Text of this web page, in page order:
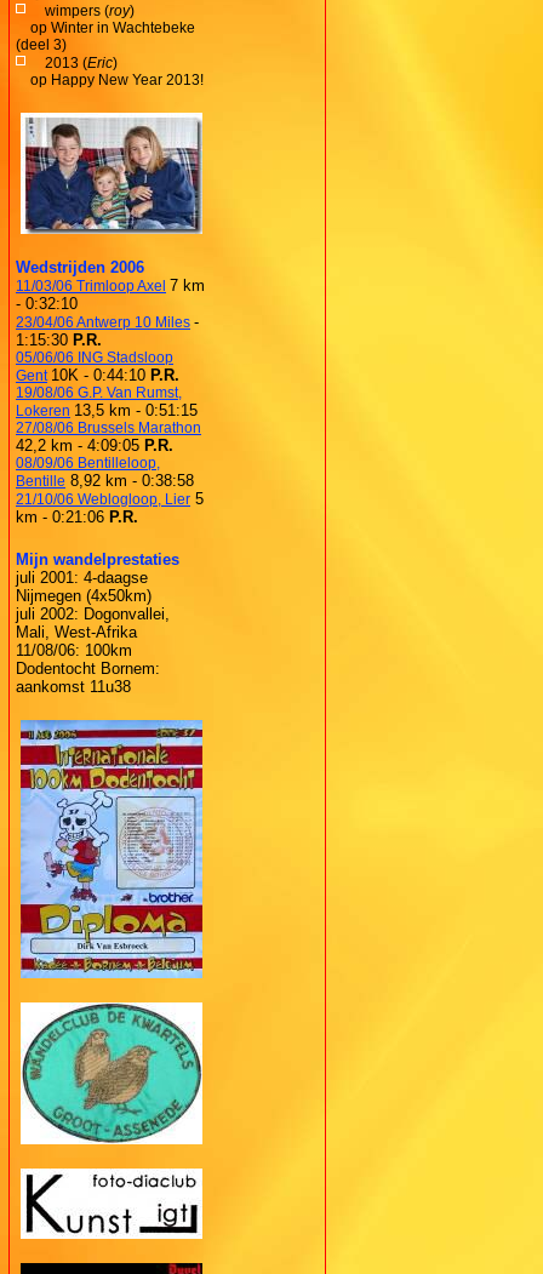
wimpers (roy)
op Winter in Wachtebeke
(deel 3)
2013 (Eric)
op Happy New Year 2013!
Wedstrijden 2006
11/03/06 Trimloop Axel 7 km
- 0:32:10
23/04/06 Antwerp 10 Miles -
1:15:30 P.R.
05/06/06 ING Stadsloop
Gent 10K - 0:44:10 P.R.
19/08/06 G.P. Van Rumst,
Lokeren 13,5 km - 0:51:15
27/08/06 Brussels Marathon
42,2 km - 4:09:05 P.R.
08/09/06 Bentilleloop,
Bentille 8,92 km - 0:38:58
21/10/06 Weblogloop, Lier 5
km - 0:21:06 P.R.
Mijn wandelprestaties
juli 2001: 4-daagse
Nijmegen (4x50km)
juli 2002: Dogonvallei,
Mali, West-Afrika
11/08/06: 100km
Dodentocht Bornem:
aankomst 11u38